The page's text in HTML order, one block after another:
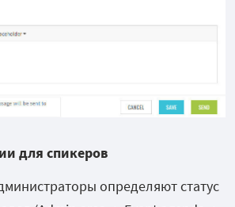
для спикеров
определяют статус